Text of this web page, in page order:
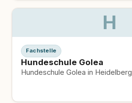
H
Fachstelle
Hundeschule Golea
Hundeschule Golea in Heidelberg